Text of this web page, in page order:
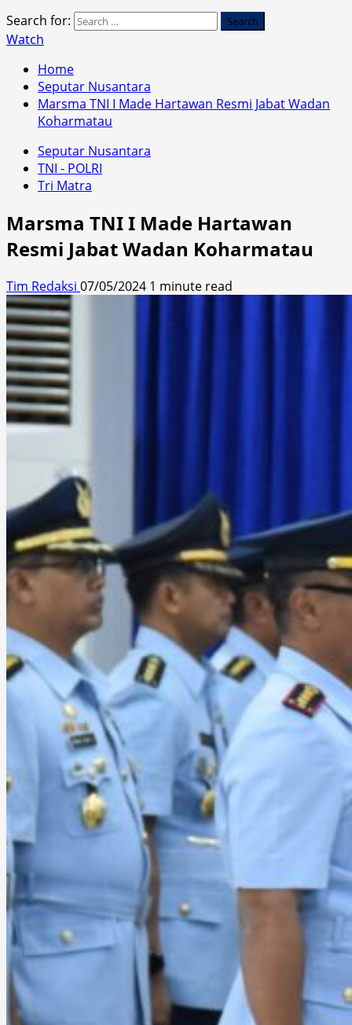
Search for:
Watch
Home
Seputar Nusantara
Marsma TNI I Made Hartawan Resmi Jabat Wadan
Koharmatau
Seputar Nusantara
TNI - POLRI
Tri Matra
Marsma TNI I Made Hartawan
Resmi Jabat Wadan Koharmatau
Tim Redaksi 07/05/2024 1 minute read